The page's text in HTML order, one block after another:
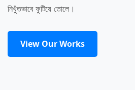
নিখুঁতভাবে ফুটিয়ে তোলে।
View Our Works